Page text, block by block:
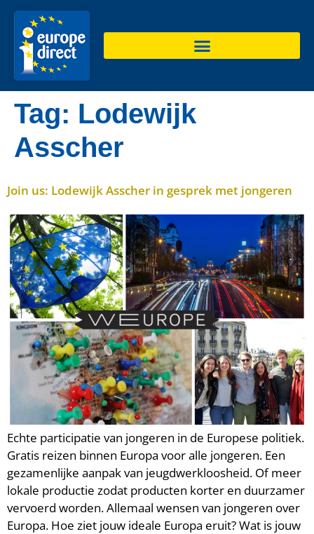
de
inhoud
Tag: Lodewijk
Asscher
Join us: Lodewijk Asscher in gesprek met jongeren
Echte participatie van jongeren in de Europese politiek.
Gratis reizen binnen Europa voor alle jongeren. Een
gezamenlijke aanpak van jeugdwerkloosheid. Of meer
lokale productie zodat producten korter en duurzamer
vervoerd worden. Allemaal wensen van jongeren over
Europa. Hoe ziet jouw ideale Europa eruit? Wat is jouw